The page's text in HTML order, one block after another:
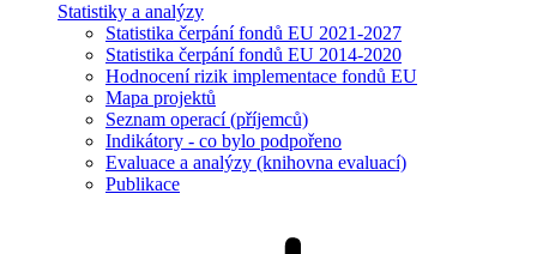
Statistiky a analýzy
Statistika čerpání fondů EU 2021-2027
Statistika čerpání fondů EU 2014-2020
Hodnocení rizik implementace fondů EU
Mapa projektů
Seznam operací (příjemců)
Indikátory - co bylo podpořeno
Evaluace a analýzy (knihovna evaluací)
Publikace